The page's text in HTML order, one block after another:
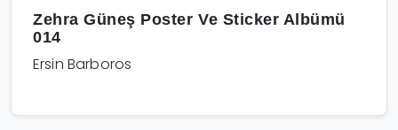
Zehra Güneş Poster Ve Sticker Albümü
014
Ersin Barboros